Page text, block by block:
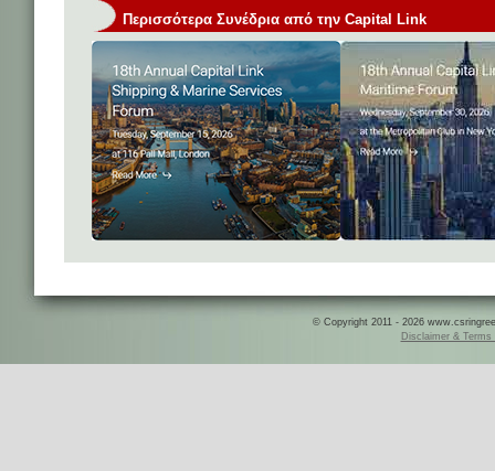
Περισσότερα Συνέδρια από την Capital Link
© Copyright 2011 - 2026
Disclaimer & Terms